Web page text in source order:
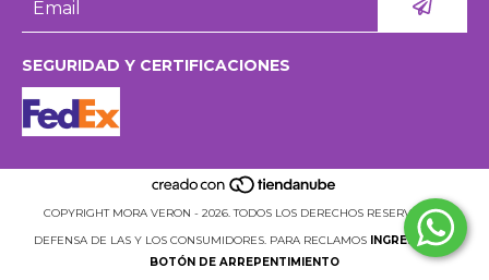
SEGURIDAD Y CERTIFICACIONES
COPYRIGHT MORA VERON - 2026. TODOS LOS DERECHOS RESERVADOS.
DEFENSA DE LAS Y LOS CONSUMIDORES. PARA RECLAMOS
INGRESÁ ACÁ.
BOTÓN DE ARREPENTIMIENTO